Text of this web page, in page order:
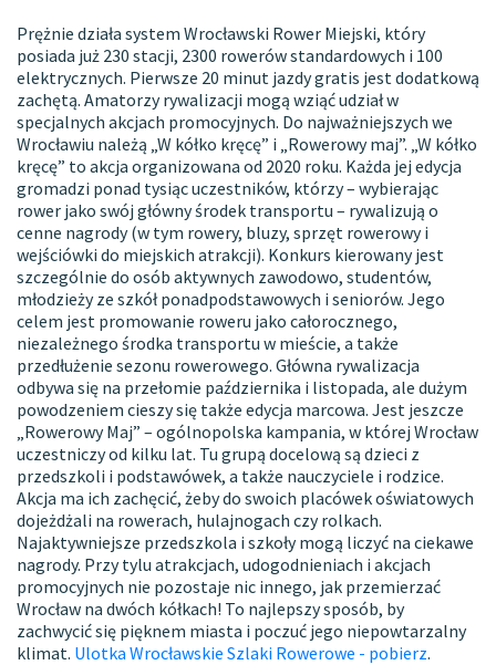
Prężnie działa system Wrocławski Rower Miejski, który
posiada już 230 stacji, 2300 rowerów standardowych i 100
elektrycznych. Pierwsze 20 minut jazdy gratis jest dodatkową
zachętą. Amatorzy rywalizacji mogą wziąć udział w
specjalnych akcjach promocyjnych. Do najważniejszych we
Wrocławiu należą „W kółko kręcę” i „Rowerowy maj”. „W kółko
kręcę” to akcja organizowana od 2020 roku. Każda jej edycja
gromadzi ponad tysiąc uczestników, którzy – wybierając
rower jako swój główny środek transportu – rywalizują o
cenne nagrody (w tym rowery, bluzy, sprzęt rowerowy i
wejściówki do miejskich atrakcji). Konkurs kierowany jest
szczególnie do osób aktywnych zawodowo, studentów,
młodzieży ze szkół ponadpodstawowych i seniorów. Jego
celem jest promowanie roweru jako całorocznego,
niezależnego środka transportu w mieście, a także
przedłużenie sezonu rowerowego. Główna rywalizacja
odbywa się na przełomie października i listopada, ale dużym
powodzeniem cieszy się także edycja marcowa. Jest jeszcze
„Rowerowy Maj” – ogólnopolska kampania, w której Wrocław
uczestniczy od kilku lat. Tu grupą docelową są dzieci z
przedszkoli i podstawówek, a także nauczyciele i rodzice.
Akcja ma ich zachęcić, żeby do swoich placówek oświatowych
dojeżdżali na rowerach, hulajnogach czy rolkach.
Najaktywniejsze przedszkola i szkoły mogą liczyć na ciekawe
nagrody. Przy tylu atrakcjach, udogodnieniach i akcjach
promocyjnych nie pozostaje nic innego, jak przemierzać
Wrocław na dwóch kółkach! To najlepszy sposób, by
zachwycić się pięknem miasta i poczuć jego niepowtarzalny
klimat. Ulotka Wrocławskie Szlaki Rowerowe - pobierz.